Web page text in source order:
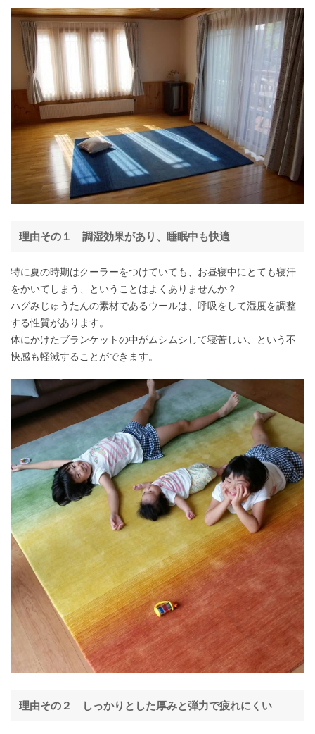
理由その１ 調湿効果があり、睡眠中も快適
特に夏の時期はクーラーをつけていても、お昼寝中にとても寝汗
をかいてしまう、ということはよくありませんか？
ハグみじゅうたんの素材であるウールは、呼吸をして湿度を調整
する性質があります。
体にかけたブランケットの中がムシムシして寝苦しい、という不
快感も軽減することができます。
理由その２ しっかりとした厚みと弾力で疲れにくい